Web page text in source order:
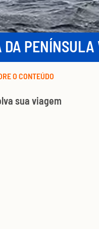
DA PENÍNSULA
O CONTEÚDO
sua viagem